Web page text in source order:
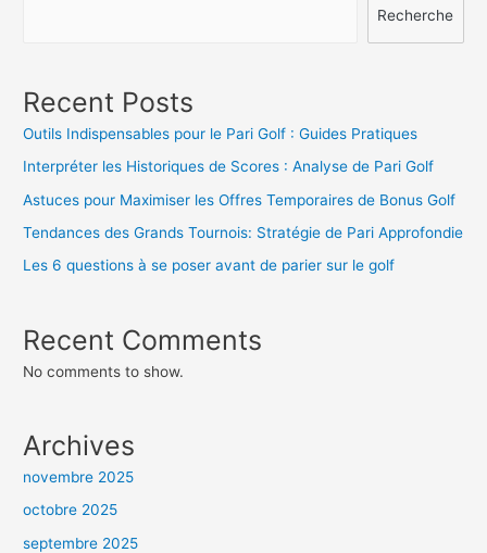
Recherche
Recent Posts
Outils Indispensables pour le Pari Golf : Guides Pratiques
Interpréter les Historiques de Scores : Analyse de Pari Golf
Astuces pour Maximiser les Offres Temporaires de Bonus Golf
Tendances des Grands Tournois: Stratégie de Pari Approfondie
Les 6 questions à se poser avant de parier sur le golf
Recent Comments
No comments to show.
Archives
novembre 2025
octobre 2025
septembre 2025